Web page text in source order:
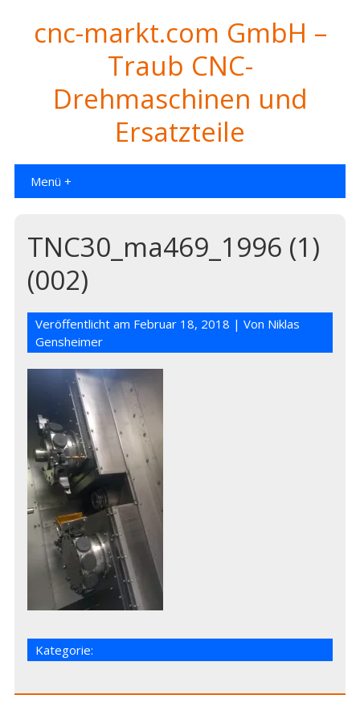
cnc-markt.com GmbH –
Traub CNC-
Drehmaschinen und
Ersatzteile
Menü +
TNC30_ma469_1996 (1)
(002)
Veröffentlicht am Februar 18, 2018 | Von Niklas
Gensheimer
Kategorie: